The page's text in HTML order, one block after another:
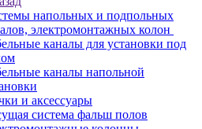
напольных и подпольных
электромонтажных колон
каналы для установки под
каналы напольной
и аксессуары
система фальш полов